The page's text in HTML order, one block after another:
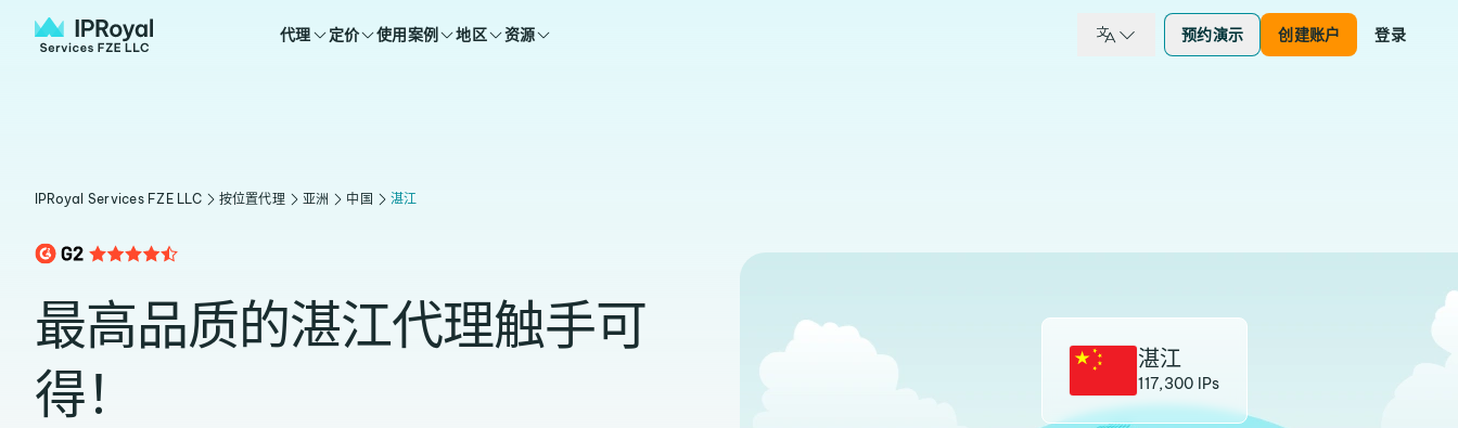
代理 定价 使用案例 地区 资源 预约演示 创建账户 登录
IPRoyal Services FZE LLC 按位置代理 亚洲 中国 湛江
最高品质的湛江代理触手可
得！
湛江
117,300 IPs